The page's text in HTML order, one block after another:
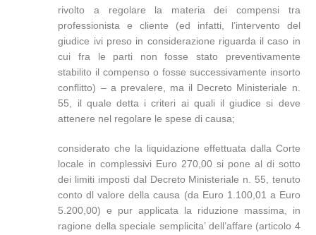
rivolto a regolare la materia dei compensi tra
professionista e cliente (ed infatti, l’intervento del
giudice ivi preso in considerazione riguarda il caso in
cui fra le parti non fosse stato preventivamente
stabilito il compenso o fosse successivamente insorto
conflitto) – a prevalere, ma il Decreto Ministeriale n.
55, il quale detta i criteri ai quali il giudice si deve
attenere nel regolare le spese di causa;
considerato che la liquidazione effettuata dalla Corte
locale in complessivi Euro 270,00 si pone al di sotto
dei limiti imposti dal Decreto Ministeriale n. 55, tenuto
conto dl valore della causa (da Euro 1.100,01 a Euro
5.200,00) e pur applicata la riduzione massima, in
ragione della speciale semplicita’ dell’affare (articolo 4